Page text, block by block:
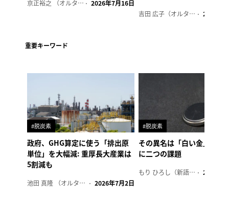
京正裕之 （オルタナ副編集長） 2026年7月16日
吉田 広子（オルタナ輪番編集長） 2026年6
重要キーワード
#脱炭素
政府、GHG算定に使う「排出原
単位」を大幅減: 重厚長大産業は
5割減も
池田 真隆 （オルタナ輪番編集長） 2026年7月2日
#脱炭素
その異名は「白い金」、リ
に二つの課題
もり ひろし（新語ウォッチャー） 2023年7